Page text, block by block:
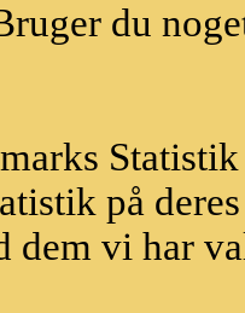
du
på
dem vi har